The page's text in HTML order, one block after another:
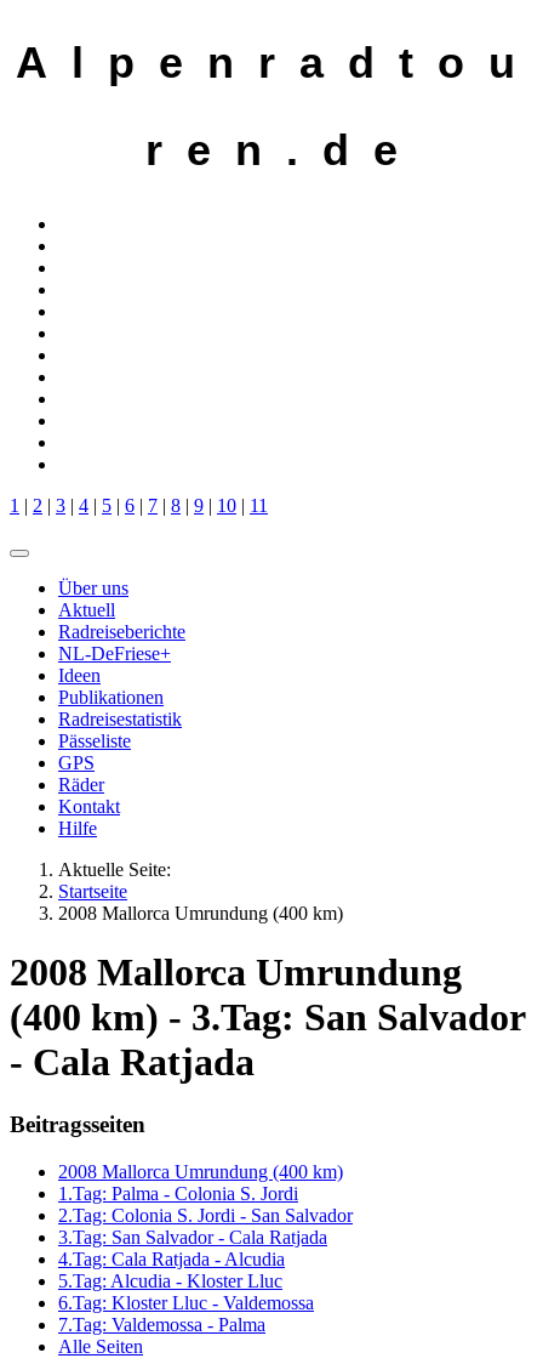
A l p e n r a d t o u
r e n . d e
1 | 2 | 3 | 4 | 5 | 6 | 7 | 8 | 9 | 10 | 11
Über uns
Aktuell
Radreiseberichte
NL-DeFriese+
Ideen
Publikationen
Radreisestatistik
Pässeliste
GPS
Räder
Kontakt
Hilfe
Aktuelle Seite:
Startseite
2008 Mallorca Umrundung (400 km)
2008 Mallorca Umrundung
(400 km) - 3.Tag: San Salvador
- Cala Ratjada
Beitragsseiten
2008 Mallorca Umrundung (400 km)
1.Tag: Palma - Colonia S. Jordi
2.Tag: Colonia S. Jordi - San Salvador
3.Tag: San Salvador - Cala Ratjada
4.Tag: Cala Ratjada - Alcudia
5.Tag: Alcudia - Kloster Lluc
6.Tag: Kloster Lluc - Valdemossa
7.Tag: Valdemossa - Palma
Alle Seiten